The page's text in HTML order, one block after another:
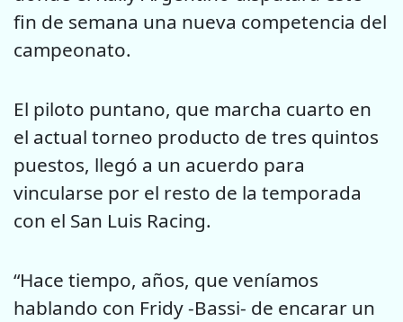
fin de semana una nueva competencia del
campeonato.
El piloto puntano, que marcha cuarto en
el actual torneo producto de tres quintos
puestos, llegó a un acuerdo para
vincularse por el resto de la temporada
con el San Luis Racing.
“Hace tiempo, años, que veníamos
hablando con Fridy -Bassi- de encarar un